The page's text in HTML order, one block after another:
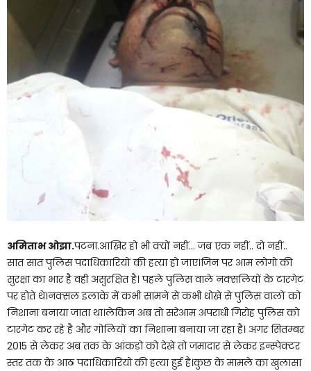
अमिताभ ओझा.पटना.आखिर हो भी क्यों नहीं… जब एक नहीं.. दो नहीं..
सात सात पुलिस पदाधिकारियों की हत्या हो जाए।जिन पर आम लोगो की
सुरक्षा का भार है वही असुरक्षित है। पहले पुलिस वाले नक्सलियों के टारगेट
पर होते थे।नक्सल इलाके में कभी सामने से कभी धोखे से पुलिस वालों को
निशाना बनाया जाता था।लेकिन अब तो सरेआम अपराधी गिरोह पुलिस को
टारगेट कर रहे है और गोलियों का निशाना बनाया जा रहा है। अगर सितम्बर
2015 से लेकर अब तक के आंकड़ो को देखे तो जमादार से लेकर इन्स्पेक्टर
स्तर तक के आठ पदाधिकारियो की हत्या हुई है।कुछ के मामले का खुलासा